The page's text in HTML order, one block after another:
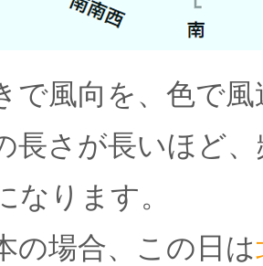
で風向を、色で
長さが長いほど
なります。
の場合、この日は